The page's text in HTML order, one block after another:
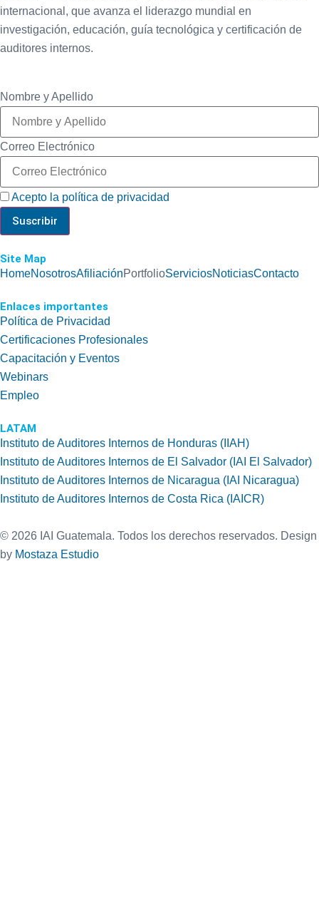
internacional, que avanza el liderazgo mundial en
investigación, educación, guía tecnológica y certificación de
auditores internos.
Nombre y Apellido
Correo Electrónico
Acepto la política de privacidad
Site Map
HomeNosotrosAfiliaciónPortfolioServiciosNoticiasContacto
Enlaces importantes
Política de Privacidad
Certificaciones Profesionales
Capacitación y Eventos
Webinars
Empleo
LATAM
Instituto de Auditores Internos de Honduras (IIAH)
Instituto de Auditores Internos de El Salvador (IAI El Salvador)
Instituto de Auditores Internos de Nicaragua (IAI Nicaragua)
Instituto de Auditores Internos de Costa Rica (IAICR)
© 2026 IAI Guatemala. Todos los derechos reservados. Design
by Mostaza Estudio